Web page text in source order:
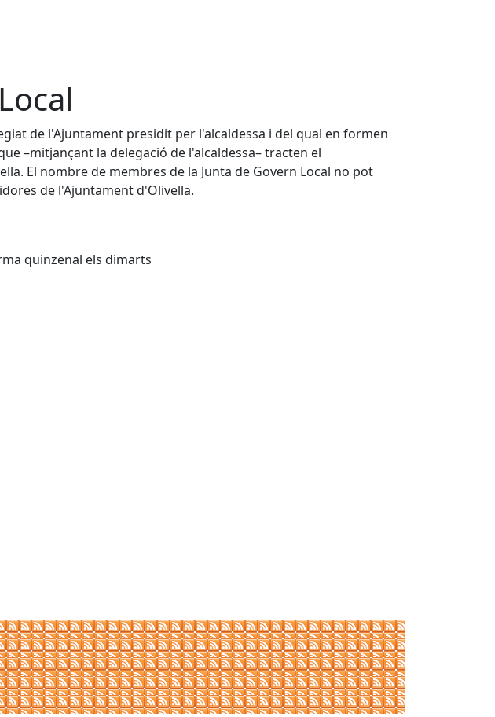
de l'Ajuntament presidit per l'alcaldessa i del qual en formen
–mitjançant la delegació de l'alcaldessa– tracten el
El nombre de membres de la Junta de Govern Local no pot
de l'Ajuntament d'Olivella.
quinzenal els dimarts